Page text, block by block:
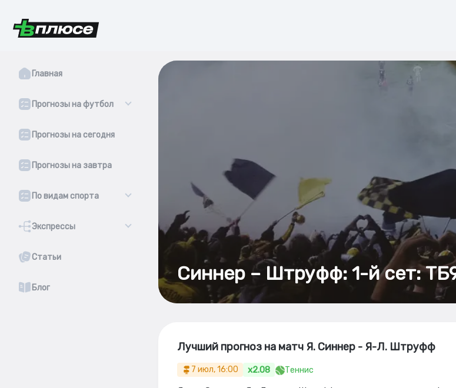
Главная
Прогнозы на футбол
Прогнозы на сегодня
Прогнозы на завтра
По видам спорта
Экспрессы
Статьи
Блог
Синнер – Штруфф: 1-й сет:
Лучший прогноз на матч Я. Синнер - Я-Л. Штруфф
7 июл, 16:00 x2.08 Теннис